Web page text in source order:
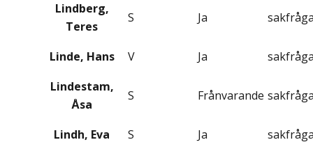
Lindberg,
Teres
S Ja
Linde, Hans V Ja
Lindestam,
Åsa
S Frånvarande
Lindh, Eva S Ja